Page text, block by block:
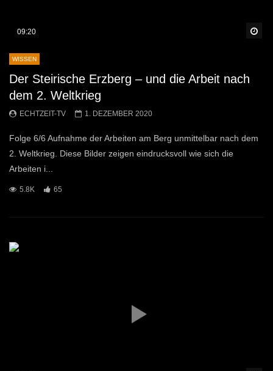
09:20
WISSEN
Der Steirische Erzberg – und die Arbeit nach
dem 2. Weltkrieg
ECHTZEIT-TV 1. DEZEMBER 2020
Folge 6/6 Aufnahme der Arbeiten am Berg unmittelbar nach dem
2. Weltkrieg. Diese Bilder zeigen eindrucksvoll wie sich die
Arbeiten i...
5.8K 65